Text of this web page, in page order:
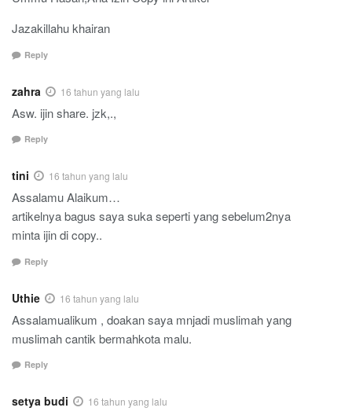
Jazakillahu khairan
Reply
zahra 16 tahun yang lalu
Asw. ijin share. jzk,.,
Reply
tini 16 tahun yang lalu
Assalamu Alaikum…
artikelnya bagus saya suka seperti yang sebelum2nya
minta ijin di copy..
Reply
Uthie 16 tahun yang lalu
Assalamualikum , doakan saya mnjadi muslimah yang
muslimah cantik bermahkota malu.
Reply
setya budi 16 tahun yang lalu